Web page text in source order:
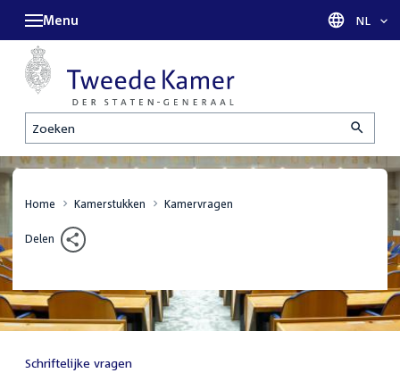
Zoeken
Menu Taal
NL
Home Kamerstukken Kamervragen
Delen
Schriftelijke vragen